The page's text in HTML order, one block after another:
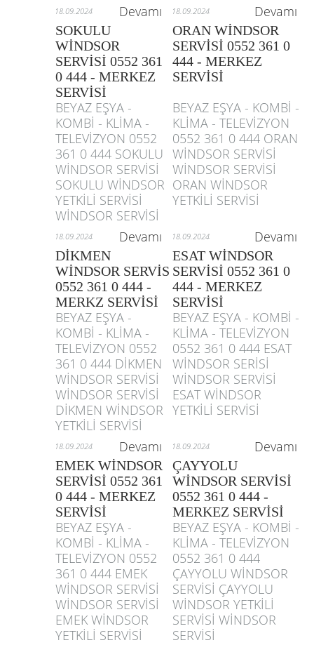
18.09.2024 Devamı 18.09.2024 Devamı
SOKULU
WİNDSOR
SERVİSİ 0552 361
0 444 - MERKEZ
SERVİSİ
ORAN WİNDSOR
SERVİSİ 0552 361 0
444 - MERKEZ
SERVİSİ
BEYAZ EŞYA -
KOMBİ - KLİMA -
TELEVİZYON 0552
361 0 444 SOKULU
WİNDSOR SERVİSİ
SOKULU WİNDSOR
YETKİLİ SERVİSİ
WİNDSOR SERVİSİ
BEYAZ EŞYA - KOMBİ -
KLİMA - TELEVİZYON
0552 361 0 444 ORAN
WİNDSOR SERVİSİ
WİNDSOR SERVİSİ
ORAN WİNDSOR
YETKİLİ SERVİSİ
18.09.2024 Devamı 18.09.2024 Devamı
DİKMEN
WİNDSOR SERVİS
0552 361 0 444 -
MERKZ SERVİSİ
ESAT WİNDSOR
SERVİSİ 0552 361 0
444 - MERKEZ
SERVİSİ
BEYAZ EŞYA -
KOMBİ - KLİMA -
TELEVİZYON 0552
361 0 444 DİKMEN
WİNDSOR SERVİSİ
WİNDSOR SERVİSİ
DİKMEN WİNDSOR
YETKİLİ SERVİSİ
BEYAZ EŞYA - KOMBİ -
KLİMA - TELEVİZYON
0552 361 0 444 ESAT
WİNDSOR SERİSİ
WİNDSOR SERVİSİ
ESAT WİNDSOR
YETKİLİ SERVİSİ
18.09.2024 Devamı 18.09.2024 Devamı
EMEK WİNDSOR
SERVİSİ 0552 361
0 444 - MERKEZ
SERVİSİ
ÇAYYOLU
WİNDSOR SERVİSİ
0552 361 0 444 -
MERKEZ SERVİSİ
BEYAZ EŞYA -
KOMBİ - KLİMA -
TELEVİZYON 0552
361 0 444 EMEK
WİNDSOR SERVİSİ
WİNDSOR SERVİSİ
EMEK WİNDSOR
YETKİLİ SERVİSİ
BEYAZ EŞYA - KOMBİ -
KLİMA - TELEVİZYON
0552 361 0 444
ÇAYYOLU WİNDSOR
SERVİSİ ÇAYYOLU
WİNDSOR YETKİLİ
SERVİSİ WİNDSOR
SERVİSİ